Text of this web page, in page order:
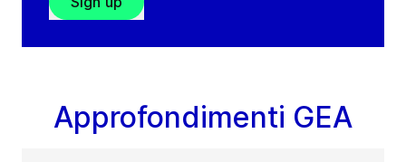
GEA Belgium Halle
1500 Halle
Approfondimenti GEA